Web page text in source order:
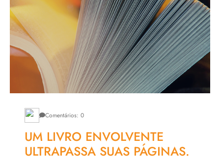
Comentários: 0
UM LIVRO ENVOLVENTE
ULTRAPASSA SUAS PÁGINAS.